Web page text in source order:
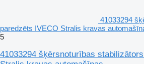
41033294
paredzēts IVECO Stralis kravas
5
41033294 šķērsnoturības